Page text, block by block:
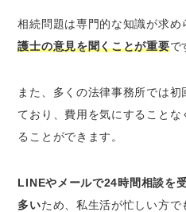
相続問題は専門的な知識が求め
護士の意見を聞くことが重要で
また、多くの法律事務所では
ており、費用を気にすること
ることができます。
LINEやメールで24時間相談を
多いため、私生活が忙しい方